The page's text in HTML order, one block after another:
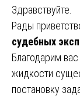
Здравствуйте.
Рады
судебных
Благодарим
жидкости
постановку